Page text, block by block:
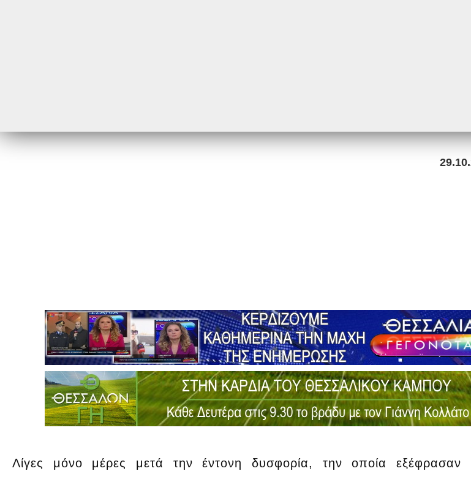
Λίγες μόνο μέρες μετά την έντονη δυσφορία, την οποία εξέφρασαν